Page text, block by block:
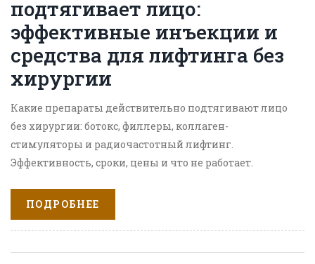
подтягивает лицо:
эффективные инъекции и
средства для лифтинга без
хирургии
Какие препараты действительно подтягивают лицо
без хирургии: ботокс, филлеры, коллаген-
стимуляторы и радиочастотный лифтинг.
Эффективность, сроки, цены и что не работает.
ПОДРОБНЕЕ